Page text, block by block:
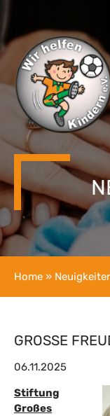
Home »
GROSSE
06.11.2025
Stiftung
Großes